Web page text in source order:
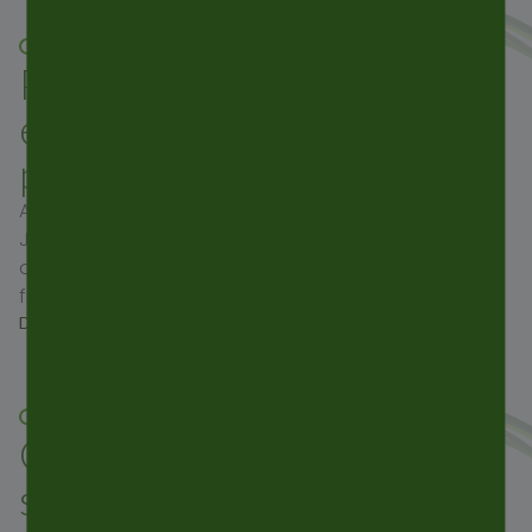
PCD Paris 2025: a good
edition with a lot of
people
As every year, PCD trade show took place in Paris in
January during the Paris Packaging Week. The focus
of the show is the cosmetics market, and it was the
first time we exhibited at this show. It was the…
DEN ARTIKEL LESEN
CPHI Worldwide: the
specialist global pharma